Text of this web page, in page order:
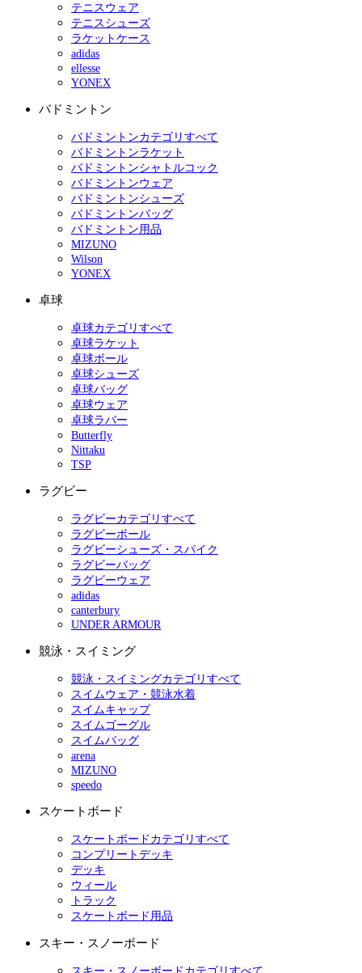
テニスウェア
テニスシューズ
ラケットケース
adidas
ellesse
YONEX
バドミントン
バドミントンカテゴリすべて
バドミントンラケット
バドミントンシャトルコック
バドミントンウェア
バドミントンシューズ
バドミントンバッグ
バドミントン用品
MIZUNO
Wilson
YONEX
卓球
卓球カテゴリすべて
卓球ラケット
卓球ボール
卓球シューズ
卓球バッグ
卓球ウェア
卓球ラバー
Butterfly
Nittaku
TSP
ラグビー
ラグビーカテゴリすべて
ラグビーボール
ラグビーシューズ・スパイク
ラグビーバッグ
ラグビーウェア
adidas
canterbury
UNDER ARMOUR
競泳・スイミング
競泳・スイミングカテゴリすべて
スイムウェア・競泳水着
スイムキャップ
スイムゴーグル
スイムバッグ
arena
MIZUNO
speedo
スケートボード
スケートボードカテゴリすべて
コンプリートデッキ
デッキ
ウィール
トラック
スケートボード用品
スキー・スノーボード